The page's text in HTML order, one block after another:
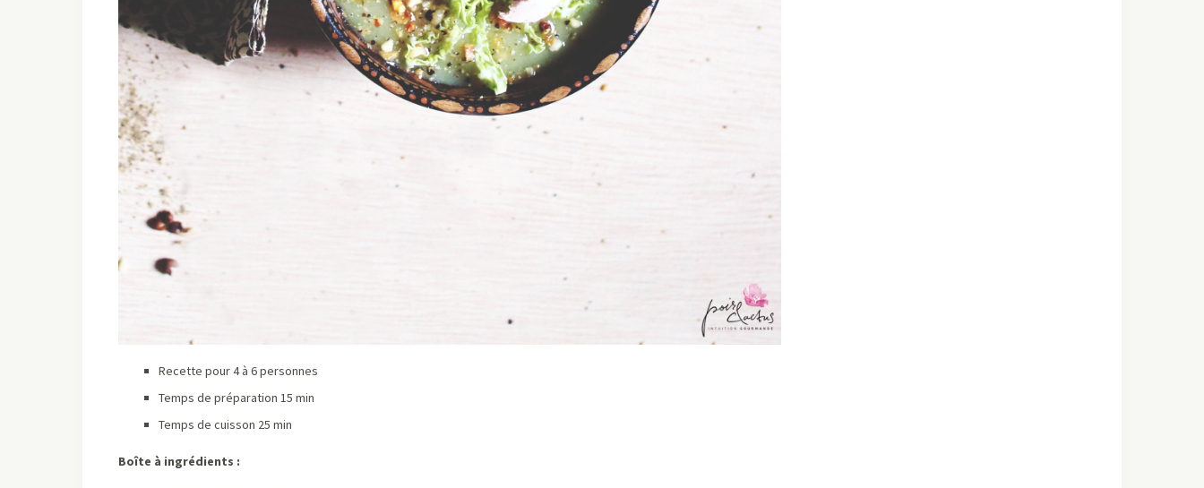
Recette pour 4 à 6 personnes
Temps de préparation 15 min
Temps de cuisson 25 min
Boîte à ingrédients :